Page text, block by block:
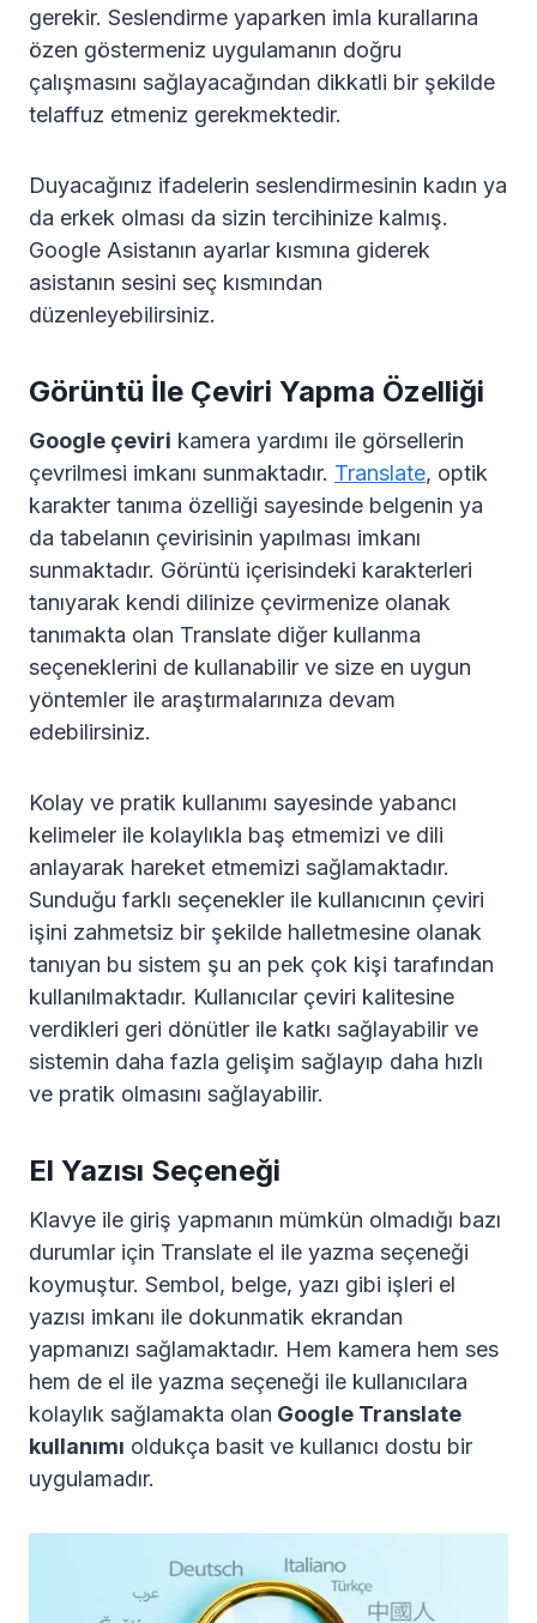
gerekir. Seslendirme yaparken imla kurallarına
özen göstermeniz uygulamanın doğru
çalışmasını sağlayacağından dikkatli bir şekilde
telaffuz etmeniz gerekmektedir.
Duyacağınız ifadelerin seslendirmesinin kadın ya
da erkek olması da sizin tercihinize kalmış.
Google Asistanın ayarlar kısmına giderek
asistanın sesini seç kısmından
düzenleyebilirsiniz.
Görüntü İle Çeviri Yapma Özelliği
Google çeviri kamera yardımı ile görsellerin
çevrilmesi imkanı sunmaktadır. Translate, optik
karakter tanıma özelliği sayesinde belgenin ya
da tabelanın çevirisinin yapılması imkanı
sunmaktadır. Görüntü içerisindeki karakterleri
tanıyarak kendi dilinize çevirmenize olanak
tanımakta olan Translate diğer kullanma
seçeneklerini de kullanabilir ve size en uygun
yöntemler ile araştırmalarınıza devam
edebilirsiniz.
Kolay ve pratik kullanımı sayesinde yabancı
kelimeler ile kolaylıkla baş etmemizi ve dili
anlayarak hareket etmemizi sağlamaktadır.
Sunduğu farklı seçenekler ile kullanıcının çeviri
işini zahmetsiz bir şekilde halletmesine olanak
tanıyan bu sistem şu an pek çok kişi tarafından
kullanılmaktadır. Kullanıcılar çeviri kalitesine
verdikleri geri dönütler ile katkı sağlayabilir ve
sistemin daha fazla gelişim sağlayıp daha hızlı
ve pratik olmasını sağlayabilir.
El Yazısı Seçeneği
Klavye ile giriş yapmanın mümkün olmadığı bazı
durumlar için Translate el ile yazma seçeneği
koymuştur. Sembol, belge, yazı gibi işleri el
yazısı imkanı ile dokunmatik ekrandan
yapmanızı sağlamaktadır. Hem kamera hem ses
hem de el ile yazma seçeneği ile kullanıcılara
kolaylık sağlamakta olan Google Translate
kullanımı oldukça basit ve kullanıcı dostu bir
uygulamadır.